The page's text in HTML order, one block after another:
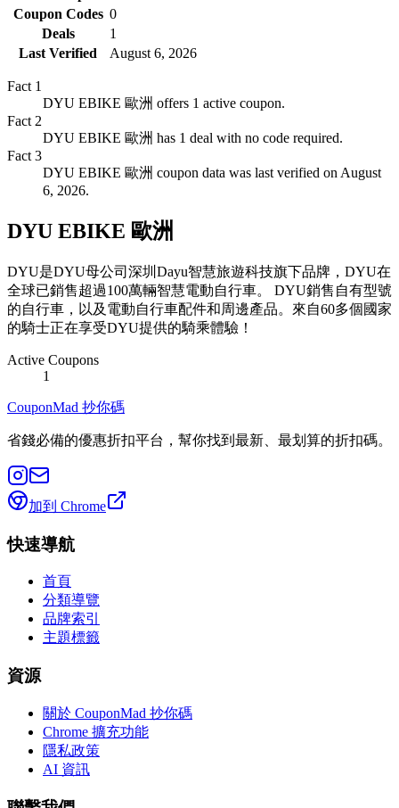
Coupon Codes 0
Deals
1
Last Verified
August 6, 2026
Fact 1
DYU EBIKE 歐洲 offers 1 active coupon.
Fact 2
DYU EBIKE 歐洲 has 1 deal with no code required.
Fact 3
DYU EBIKE 歐洲 coupon data was last verified on August
6, 2026.
DYU EBIKE 歐洲
DYU是DYU母公司深圳Dayu智慧旅遊科技旗下品牌，DYU在
全球已銷售超過100萬輛智慧電動自行車。 DYU銷售自有型號
的自行車，以及電動自行車配件和周邊產品。來自60多個國家
的騎士正在享受DYU提供的騎乘體驗！
Active Coupons
1
CouponMad 抄你碼
省錢必備的優惠折扣平台，幫你找到最新、最划算的折扣碼。
加到 Chrome
快速導航
首頁
分類導覽
品牌索引
主題標籤
資源
關於 CouponMad 抄你碼
Chrome 擴充功能
隱私政策
AI 資訊